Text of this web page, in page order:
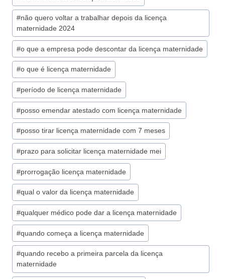
#não quero voltar a trabalhar depois da licença
maternidade 2024
#o que a empresa pode descontar da licença maternidade
#o que é licença maternidade
#período de licença maternidade
#posso emendar atestado com licença maternidade
#posso tirar licença maternidade com 7 meses
#prazo para solicitar licença maternidade mei
#prorrogação licença maternidade
#qual o valor da licença maternidade
#qualquer médico pode dar a licença maternidade
#quando começa a licença maternidade
#quando recebo a primeira parcela da licença
maternidade